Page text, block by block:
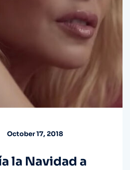
October 17, 2018
la Navidad a